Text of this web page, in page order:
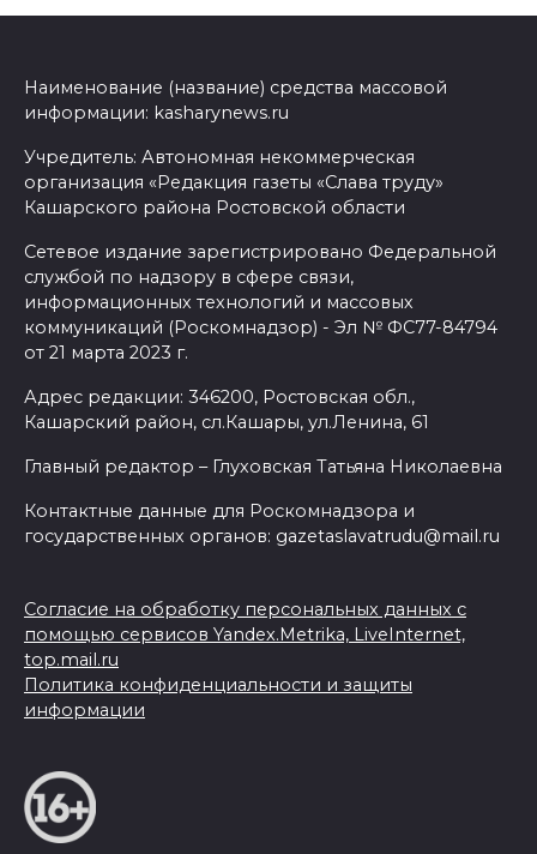
Наименование (название) средства массовой
информации: kasharynews.ru
Учредитель: Автономная некоммерческая
организация «Редакция газеты «Слава труду»
Кашарского района Ростовской области
Сетевое издание зарегистрировано Федеральной
службой по надзору в сфере связи,
информационных технологий и массовых
коммуникаций (Роскомнадзор) - Эл № ФС77-84794
от 21 марта 2023 г.
Адрес редакции: 346200, Ростовская обл.,
Кашарский район, сл.Кашары, ул.Ленина, 61
Главный редактор – Глуховская Татьяна Николаевна
Контактные данные для Роскомнадзора и
государственных органов: gazetaslavatrudu@mail.ru
Согласие на обработку персональных данных с
помощью сервисов Yandex.Metrika, LiveInternet,
top.mail.ru
Политика конфиденциальности и защиты
информации